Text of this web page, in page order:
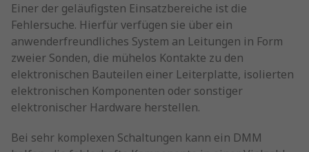
Einer der geläufigsten Einsatzbereiche ist die
Fehlersuche. Hierfür verfügen sie über ein
anwenderfreundliches System an Leitungen in Form
zweier Sonden, die mühelos Kontakte zu den
elektronischen Bauteilen einer Leiterplatte, isolierten
elektronischen Komponenten oder sonstiger
elektronischer Hardware herstellen.
Bei sehr komplexen Schaltungen kann ein DMM